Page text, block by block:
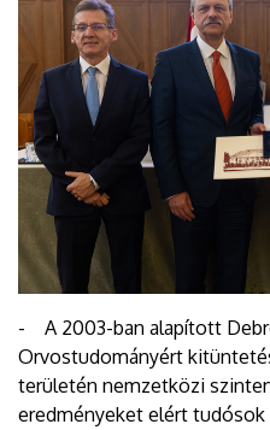
- A 2003-ban alapított
Orvostudományért
területén nemzetközi
eredményeket elért tudósok